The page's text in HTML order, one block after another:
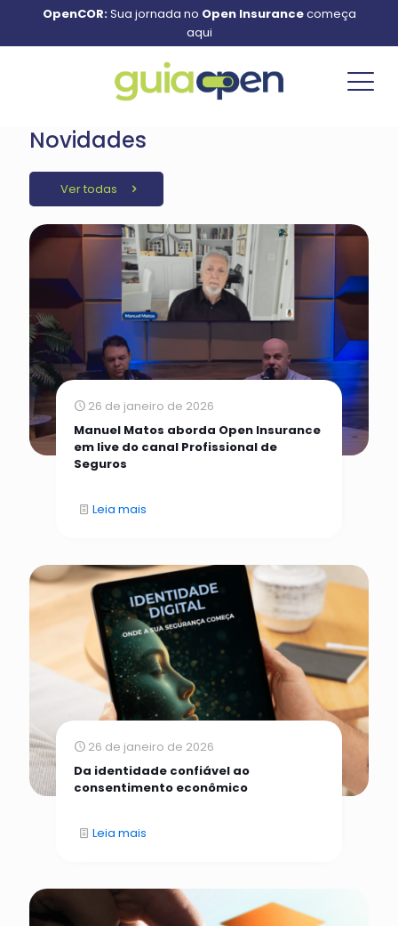
OpenCOR:Sua jornada no Open Insurancecomeça
aqui
Novidades
Ver todas
26 de janeiro de 2026
Manuel Matos aborda Open Insurance
em live do canal Profissional de
Seguros
Leia mais
26 de janeiro de 2026
Da identidade confiável ao
consentimento econômico
Leia mais